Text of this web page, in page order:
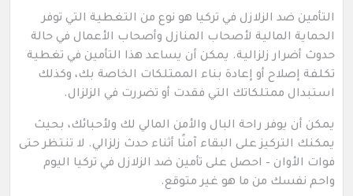
التأمين ضد الزلازل في تركيا هو نوع من التغطية التي توفر
الحماية المالية لأصحاب المنازل وأصحاب الأعمال في حالة
حدوث أضرار زلزالية. يمكن أن يساعد هذا التأمين في تغطية
تكلفة إصلاح أو إعادة بناء الممتلكات الخاصة بك، وكذلك
استبدال ممتلكاتك التي فقدت أو تضررت في الزلزال.
يمكن أن يوفر راحة البال والأمن المالي لك ولأحبائك، بحيث
يمكنك التركيز على البقاء آمنًا أثناء حدث زلزالي. لا تنتظر حتى
فوات الأوان – احصل على تأمين ضد الزلازل في تركيا اليوم
واحم نفسك من ما هو غير متوقع.